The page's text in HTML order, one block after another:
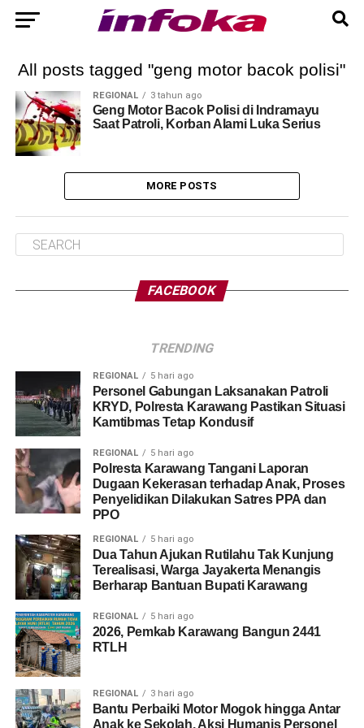
All posts tagged "geng motor bacok polisi"
REGIONAL 3 tahun ago
Geng Motor Bacok Polisi di Indramayu
Saat Patroli, Korban Alami Luka Serius
MORE POSTS
FACEBOOK
TRENDING
REGIONAL 5 hari ago
Personel Gabungan Laksanakan Patroli
KRYD, Polresta Karawang Pastikan Situasi
Kamtibmas Tetap Kondusif
REGIONAL 5 hari ago
Polresta Karawang Tangani Laporan
Dugaan Kekerasan terhadap Anak, Proses
Penyelidikan Dilakukan Satres PPA dan
PPO
REGIONAL 5 hari ago
Dua Tahun Ajukan Rutilahu Tak Kunjung
Terealisasi, Warga Jayakerta Menangis
Berharap Bantuan Bupati Karawang
REGIONAL 5 hari ago
2026, Pemkab Karawang Bangun 2441
RTLH
REGIONAL 3 hari ago
Bantu Perbaiki Motor Mogok hingga Antar
Anak ke Sekolah, Aksi Humanis Personel